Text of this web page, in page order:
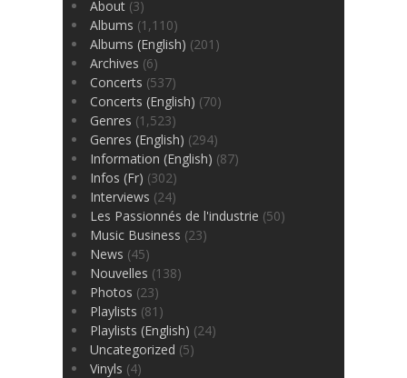
About (3)
Albums (1,110)
Albums (English) (201)
Archives (6)
Concerts (537)
Concerts (English) (70)
Genres (1,523)
Genres (English) (294)
Information (English) (87)
Infos (Fr) (302)
Interviews (24)
Les Passionnés de l'industrie (50)
Music Business (23)
News (45)
Nouvelles (138)
Photos (23)
Playlists (81)
Playlists (English) (24)
Uncategorized (5)
Vinyls (4)